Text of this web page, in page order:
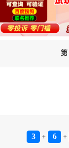
第
3 + 6 +